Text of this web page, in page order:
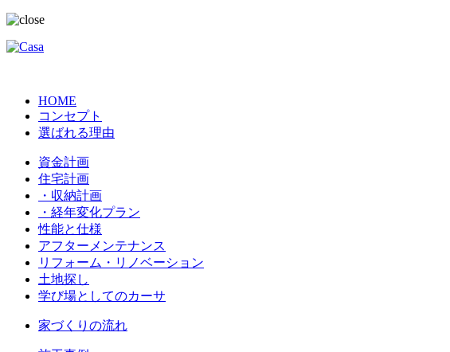
HOME
コンセプト
選ばれる理由
資金計画
住宅計画
・収納計画
・経年変化プラン
性能と仕様
アフターメンテナンス
リフォーム・リノベーション
土地探し
学び場としてのカーサ
家づくりの流れ